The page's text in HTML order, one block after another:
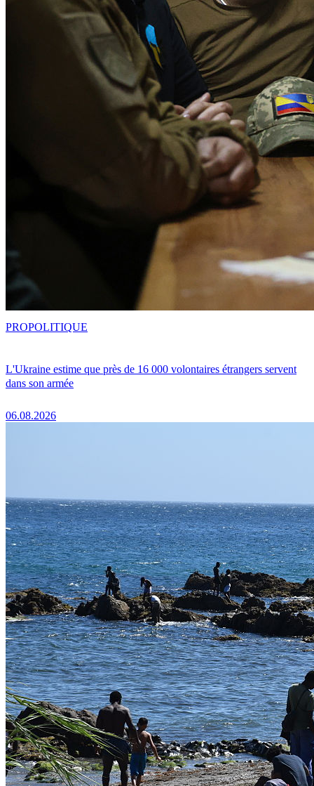
L'Ukraine estime que près de 16 000 volontaires étrangers servent
dans son armée
06.08.2026
PROPOLITIQUE